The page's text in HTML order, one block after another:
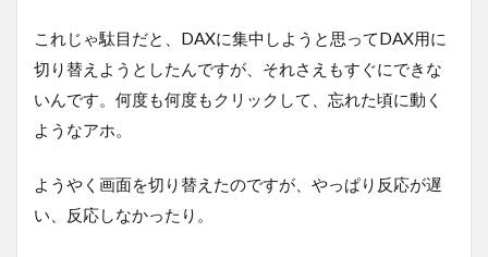
これじゃ駄目だと、DAXに集中しようと思ってDAX用に
切り替えようとしたんですが、それさえもすぐにできな
いんです。何度も何度もクリックして、忘れた頃に動く
ようなアホ。
ようやく画面を切り替えたのですが、やっぱり反応が遅
い、反応しなかったり。